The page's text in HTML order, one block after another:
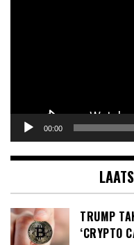
00:00
TRUMP
‘CRYPTO